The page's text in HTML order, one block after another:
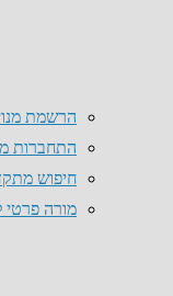
הרשמת
התחברות
חיפוש
מורה פרטי